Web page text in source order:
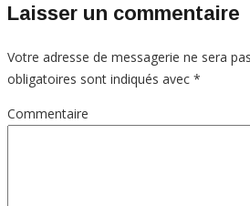
Laisser un commentaire
Votre adresse de messagerie ne sera
obligatoires sont indiqués avec *
Commentaire